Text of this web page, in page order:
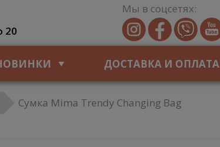
20
Мы в соцсетях:
ДОСТАВКА И ОПЛАТА
Сумка Mima Trendy Changing Bag